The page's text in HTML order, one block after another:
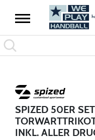
SPIZED 50ER
INKL. ALLER